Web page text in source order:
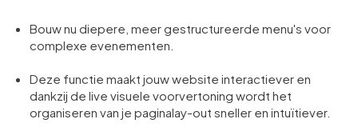
Bouw nu diepere, meer gestructureerde menu's voor
complexe evenementen.
Deze functie maakt jouw website interactiever en
dankzij de live visuele voorvertoning wordt het
organiseren van je paginalay-out sneller en intuïtiever.